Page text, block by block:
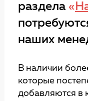
раздела «
наших
В наличии
которые
добавляются в